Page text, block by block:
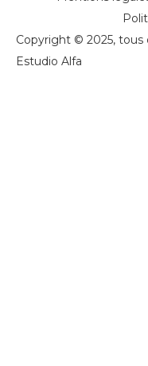
Copyright © 2025, tous
Estudio Alfa